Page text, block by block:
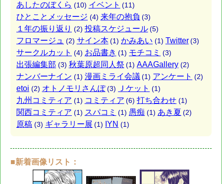
あしたのぼくら (10) イベント (11)
ひとことメッセージ (4) 来年の抱負 (3)
１年の振り返り (2) 投稿スケジュール (5)
フロマージュ (2) サイン本 (1) かみあい (1) Twitter (3)
サークルカット (4) お品書き (1) モチコミ (3)
出張編集部 (3) 秋葉原超同人祭 (1) AAAGallery (2)
ナンバーナイン (1) 漫画ミライ会議 (1) アンケート (2)
etoi (2) オトノモリさんぽ (3) Ｊケット (1)
九州コミティア (1) コミティア (6) 打ち合わせ (1)
関西コミティア (1) スパコミ (1) 愚痴 (1) あき夏 (2)
原稿 (3) ギャラリー展 (1) IYN (1)
■新着画像リスト：